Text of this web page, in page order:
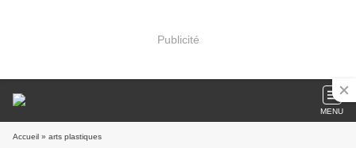
Publicité
MENU
Accueil » arts plastiques